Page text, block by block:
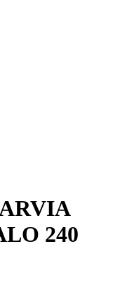
240